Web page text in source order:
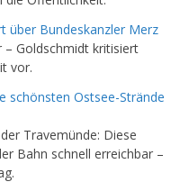
über Bundeskanzler Merz
– Goldschmidt kritisiert
vor.
schönsten Ostsee-Strände
Travemünde: Diese
Bahn schnell erreichbar –